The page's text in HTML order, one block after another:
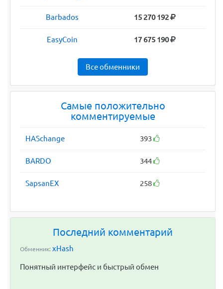
Barbados 15 270 192
EasyCoin 17 675 190
Все обменники
Самые положительно
комментируемые
HASchange 393
BARDO 344
SapsanEX 258
Последний комментарий
Обменник: xHash
Понятный интерфейс и быстрый обмен